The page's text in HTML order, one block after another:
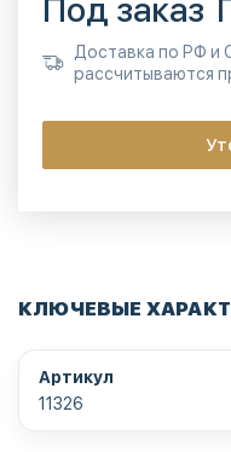
Под заказ
Доставка по РФ и
рассчитываются
КЛЮЧЕВЫЕ
Артикул
11326